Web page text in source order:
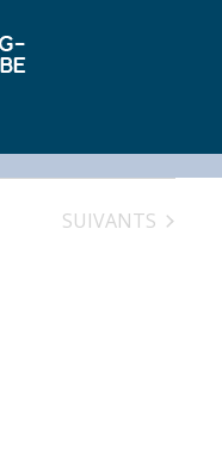
ÉVÈNEMENTS
SUIVANTS